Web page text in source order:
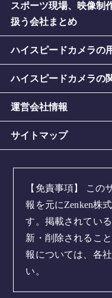
スポーツ現場、映像制
扱う会社まとめ
ハイスピードカメラの
ハイスピードカメラの
運営会社情報
サイトマップ
【免責事項】
この
報を元にZenken株
す。掲載されてい
新・削除されるこ
報については、各
い。